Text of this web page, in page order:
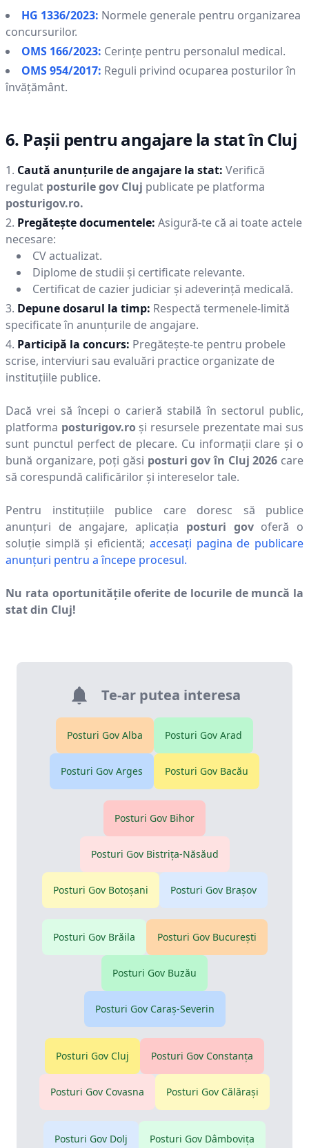
HG 1336/2023: Normele generale pentru organizarea
concursurilor.
OMS 166/2023: Cerințe pentru personalul medical.
OMS 954/2017: Reguli privind ocuparea posturilor în
învățământ.
6. Pașii pentru angajare la stat în Cluj
Caută anunțurile de angajare la stat: Verifică
regulat posturile gov Cluj publicate pe platforma
posturigov.ro.
Pregătește documentele: Asigură-te că ai toate actele
necesare:
CV actualizat.
Diplome de studii și certificate relevante.
Certificat de cazier judiciar și adeverință medicală.
Depune dosarul la timp: Respectă termenele-limită
specificate în anunțurile de angajare.
Participă la concurs: Pregătește-te pentru probele
scrise, interviuri sau evaluări practice organizate de
instituțiile publice.
Dacă vrei să începi o carieră stabilă în sectorul public,
platforma posturigov.roși resursele prezentate mai sus
sunt punctul perfect de plecare. Cu informații clare și o
bună organizare, poți găsi posturi gov în Cluj 2026 care
să corespundă calificărilor și intereselor tale.
Pentru instituțiile publice care doresc să publice
anunțuri de angajare, aplicația posturi govoferă o
soluție simplă și eficientă; accesați pagina de publicare
anunțuri pentru a începe procesul.
Nu rata oportunitățile oferite de locurile de muncă la
stat din Cluj!
Te-ar putea interesa
Posturi Gov Alba Posturi Gov Arad
Posturi Gov Arges Posturi Gov Bacău
Posturi Gov Bihor
Posturi Gov Bistriţa-Năsăud
Posturi Gov Botoşani Posturi Gov Braşov
Posturi Gov Brăila Posturi Gov Bucureşti
Posturi Gov Buzău
Posturi Gov Caraş-Severin
Posturi Gov Cluj Posturi Gov Constanţa
Posturi Gov Covasna Posturi Gov Călăraşi
Posturi Gov Dolj Posturi Gov Dâmboviţa